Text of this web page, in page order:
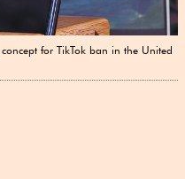
for TikTok ban in the United